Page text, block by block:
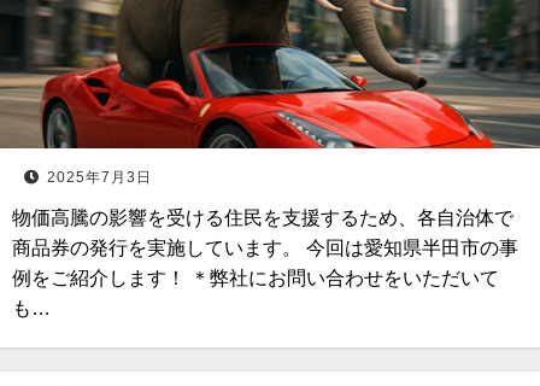
2025年7月3日
物価高騰の影響を受ける住民を支援するため、各自治体で
商品券の発行を実施しています。 今回は愛知県半田市の事
例をご紹介します！ ＊弊社にお問い合わせをいただいて
も…